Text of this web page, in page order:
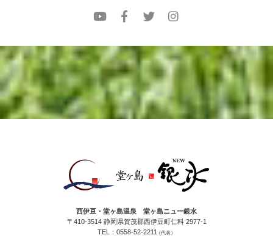
西伊豆・堂ヶ島温泉 堂ヶ島ニュー銀水
〒410-3514 静岡県賀茂郡西伊豆町仁科 2977-1
TEL：0558-52-2211 (代表）